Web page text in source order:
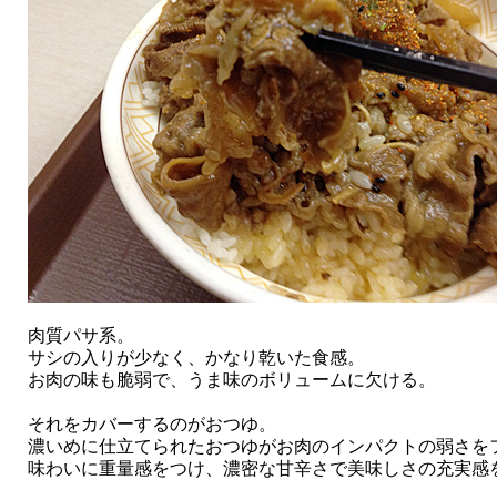
肉質パサ系。
サシの入りが少なく、かなり乾いた食感。
お肉の味も脆弱で、うま味のボリュームに欠ける。
それをカバーするのがおつゆ。
濃いめに仕立てられたおつゆがお肉のインパクトの弱さを
味わいに重量感をつけ、濃密な甘辛さで美味しさの充実感